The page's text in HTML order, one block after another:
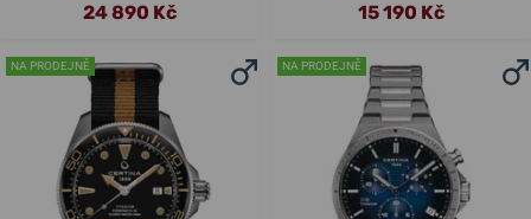
24 890 Kč 15 190 Kč
NA PRODEJNĚ NA PRODEJNĚ